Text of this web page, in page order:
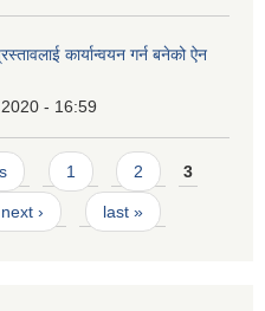
कार्यान्वयन गर्न बनेको ऐन
- 16:59
1 2 3
next › last »